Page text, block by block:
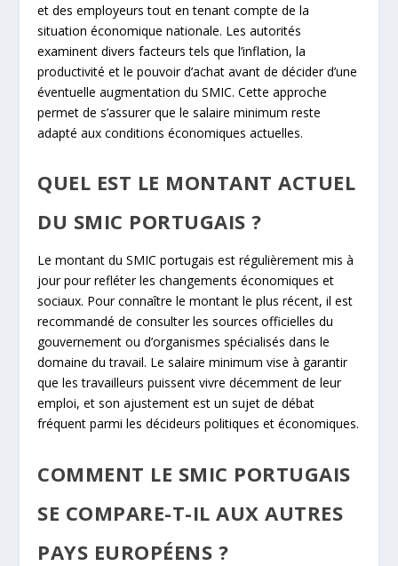
et des employeurs tout en tenant compte de la
situation économique nationale. Les autorités
examinent divers facteurs tels que l’inflation, la
productivité et le pouvoir d’achat avant de décider d’une
éventuelle augmentation du SMIC. Cette approche
permet de s’assurer que le salaire minimum reste
adapté aux conditions économiques actuelles.
QUEL EST LE MONTANT ACTUEL
DU SMIC PORTUGAIS ?
Le montant du SMIC portugais est régulièrement mis à
jour pour refléter les changements économiques et
sociaux. Pour connaître le montant le plus récent, il est
recommandé de consulter les sources officielles du
gouvernement ou d’organismes spécialisés dans le
domaine du travail. Le salaire minimum vise à garantir
que les travailleurs puissent vivre décemment de leur
emploi, et son ajustement est un sujet de débat
fréquent parmi les décideurs politiques et économiques.
COMMENT LE SMIC PORTUGAIS
SE COMPARE-T-IL AUX AUTRES
PAYS EUROPÉENS ?